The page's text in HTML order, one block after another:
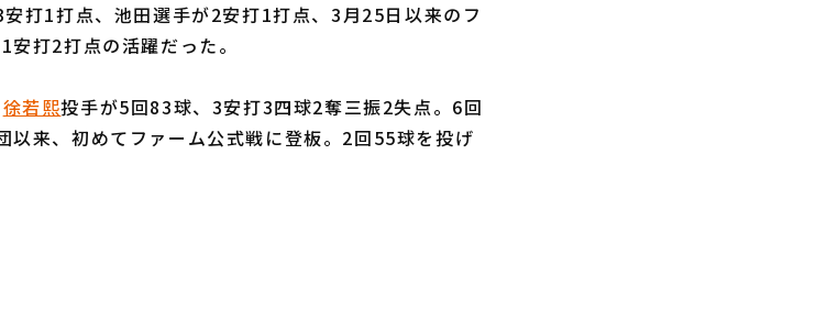
打1打点、池田選手が2安打1打点、3月25日以来のフ
打2打点の活躍だった。
徐若熙投手が5回83球、3安打3四球2奪三振2失点。6回
以来、初めてファーム公式戦に登板。2回55球を投げ